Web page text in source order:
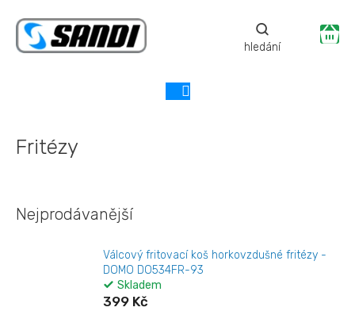
obsah
Fritézy
Nejprodávanější
Válcový fritovací koš horkovzdušné fritézy -
DOMO DO534FR-93
Skladem
399 Kč